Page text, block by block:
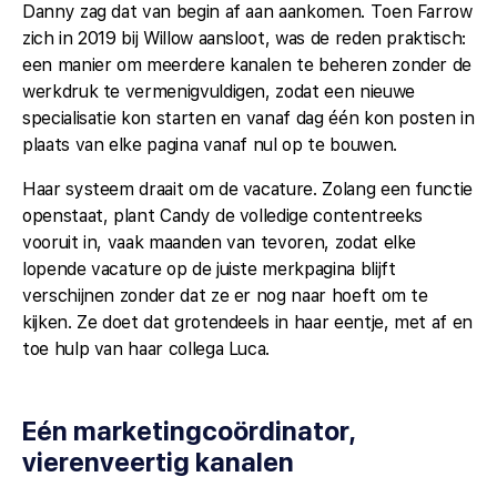
Danny zag dat van begin af aan aankomen. Toen Farrow
zich in 2019 bij Willow aansloot, was de reden praktisch:
een manier om meerdere kanalen te beheren zonder de
werkdruk te vermenigvuldigen, zodat een nieuwe
specialisatie kon starten en vanaf dag één kon posten in
plaats van elke pagina vanaf nul op te bouwen.
Haar systeem draait om de vacature. Zolang een functie
openstaat, plant Candy de volledige contentreeks
vooruit in, vaak maanden van tevoren, zodat elke
lopende vacature op de juiste merkpagina blijft
verschijnen zonder dat ze er nog naar hoeft om te
kijken. Ze doet dat grotendeels in haar eentje, met af en
toe hulp van haar collega Luca.
Eén marketingcoördinator,
vierenveertig kanalen